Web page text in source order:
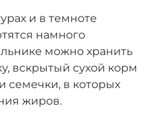
и в темноте
намного
можно хранить
вскрытый сухой корм
семечки, в которых
жиров.